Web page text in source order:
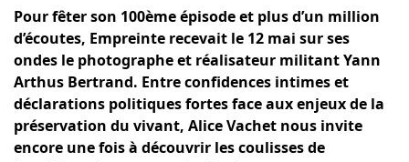
Pour fêter son 100ème épisode et plus d’un million
d’écoutes, Empreinte recevait le 12 mai sur ses
ondes le photographe et réalisateur militant Yann
Arthus Bertrand. Entre confidences intimes et
déclarations politiques fortes face aux enjeux de la
préservation du vivant, Alice Vachet nous invite
encore une fois à découvrir les coulisses de